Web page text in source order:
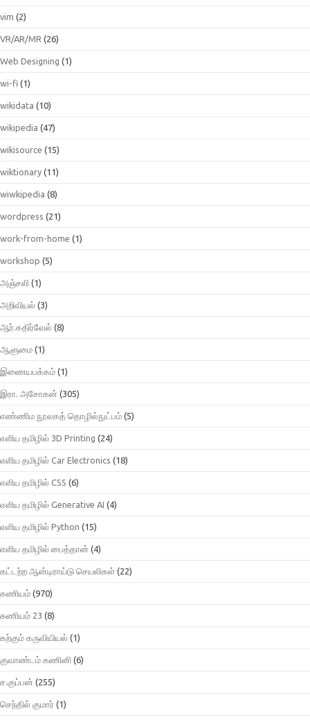
vim (2)
VR/AR/MR (26)
Web Designing (1)
wi-fi (1)
wikidata (10)
wikipedia (47)
wikisource (15)
wiktionary (11)
wiwkipedia (8)
wordpress (21)
work-from-home (1)
workshop (5)
அஞ்சலி (1)
அறிவியல் (3)
ஆர்.கதிர்வேல் (8)
ஆளுமை (1)
இணையபக்கம் (1)
இரா. அசோகன் (305)
எண்ணிம நூலகத் தொழில்நுட்பம் (5)
எளிய தமிழில் 3D Printing (24)
எளிய தமிழில் Car Electronics (18)
எளிய தமிழில் CSS (6)
எளிய தமிழில் Generative AI (4)
எளிய தமிழில் Python (15)
எளிய தமிழில் பைத்தான் (4)
கட்டற்ற ஆன்டிராய்டு செயலிகள் (22)
கணியம் (970)
கணியம் 23 (8)
கற்கும் கருவியியல் (1)
குவாண்டம் கணினி (6)
ச.குப்பன் (255)
செந்தில் குமார் (1)